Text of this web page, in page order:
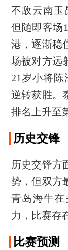
不敌云南玉
但随即客场
港，逐渐稳
场被对方远
21岁小将陈
逆转获胜。
排名上升至
历史交锋
历史交锋方
势，但双方
青岛海牛
力，比赛存
比赛预测